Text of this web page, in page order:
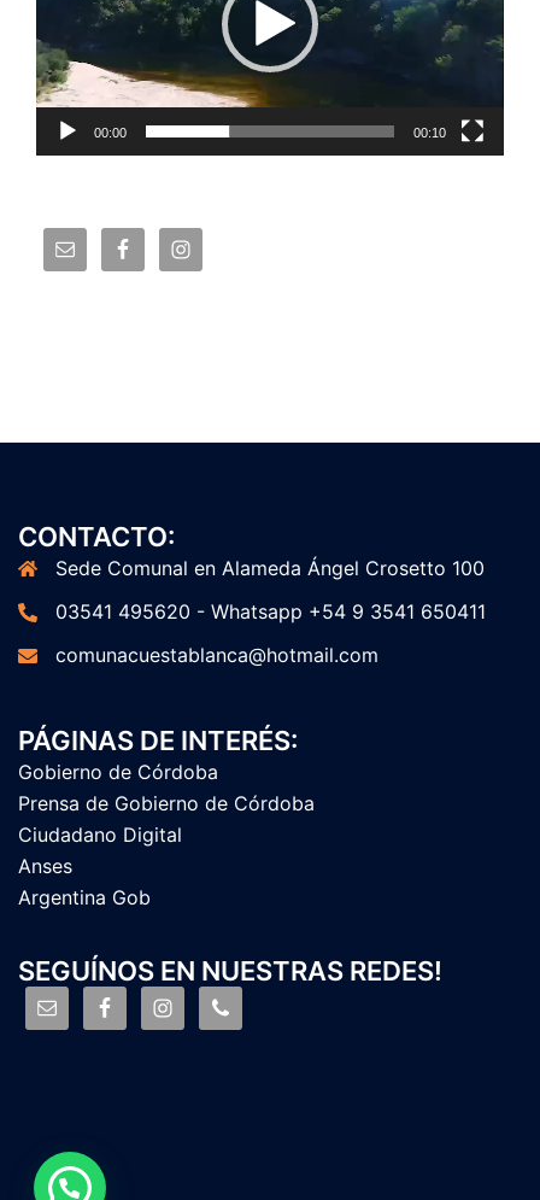
00:00 00:10
CONTACTO:
Sede Comunal en Alameda Ángel Crosetto 100
03541 495620 - Whatsapp +54 9 3541 650411
comunacuestablanca@hotmail.com
PÁGINAS DE INTERÉS:
Gobierno de Córdoba
Prensa de Gobierno de Córdoba
Ciudadano Digital
Anses
Argentina Gob
SEGUÍNOS EN NUESTRAS REDES!